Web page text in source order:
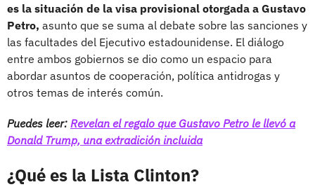
es la situación de la visa provisional otorgada a Gustavo
Petro, asunto que se suma al debate sobre las sanciones y
las facultades del Ejecutivo estadounidense. El diálogo
entre ambos gobiernos se dio como un espacio para
abordar asuntos de cooperación, política antidrogas y
otros temas de interés común.
Puedes leer: Revelan el regalo que Gustavo Petro le llevó a
Donald Trump, una extradición incluida
¿Qué es la Lista Clinton?